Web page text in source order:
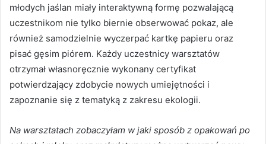
młodych jaślan miały interaktywną formę pozwalającą
uczestnikom nie tylko biernie obserwować pokaz, ale
również samodzielnie wyczerpać kartkę papieru oraz
pisać gęsim piórem. Każdy uczestnicy warsztatów
otrzymał własnoręcznie wykonany certyfikat
potwierdzający zdobycie nowych umiejętności i
zapoznanie się z tematyką z zakresu ekologii.
Na warsztatach zobaczyłam w jaki sposób z opakowań po